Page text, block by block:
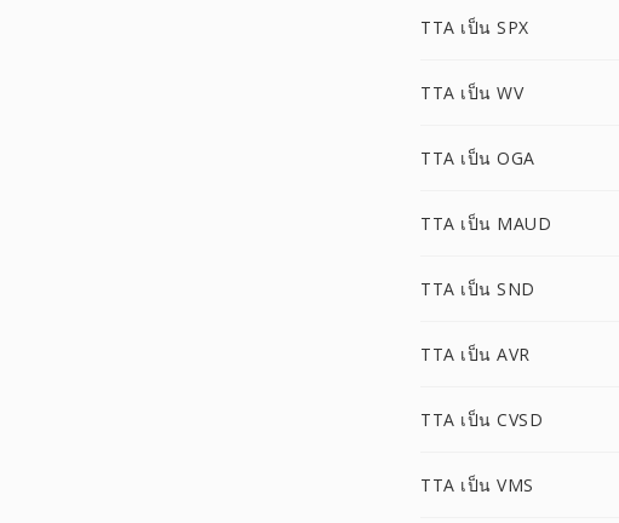
TTA เป็น SPX
TTA เป็น WV
TTA เป็น OGA
TTA เป็น MAUD
TTA เป็น SND
TTA เป็น AVR
TTA เป็น CVSD
TTA เป็น VMS